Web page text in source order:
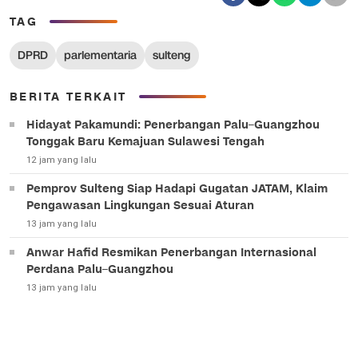
TAG
DPRD parlementaria sulteng
BERITA TERKAIT
Hidayat Pakamundi: Penerbangan Palu–Guangzhou
Tonggak Baru Kemajuan Sulawesi Tengah
12 jam yang lalu
Pemprov Sulteng Siap Hadapi Gugatan JATAM, Klaim
Pengawasan Lingkungan Sesuai Aturan
13 jam yang lalu
Anwar Hafid Resmikan Penerbangan Internasional
Perdana Palu–Guangzhou
13 jam yang lalu